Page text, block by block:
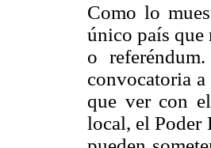
Como lo
único país
o
convocatoria
que ver con
local, el Poder